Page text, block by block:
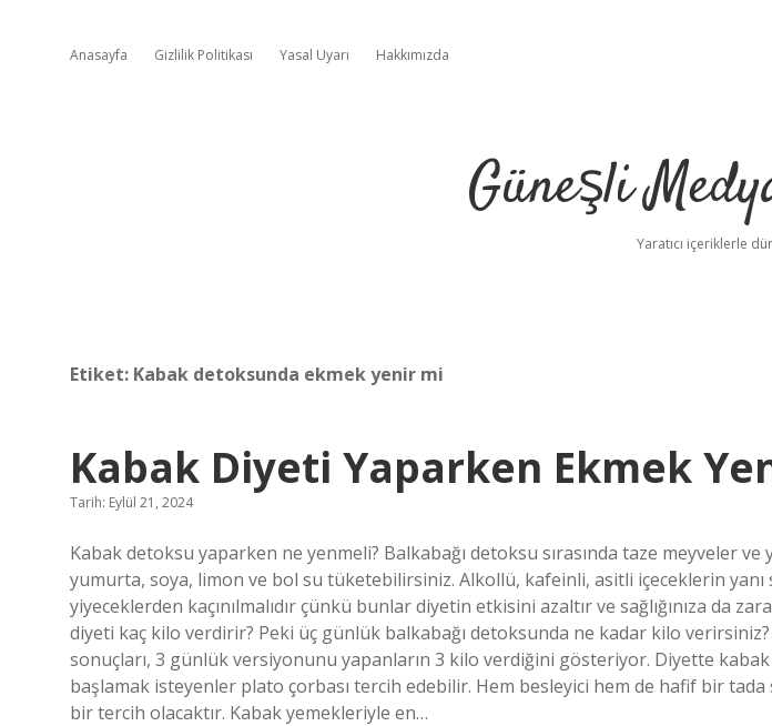
Anasayfa Gizlilik Politikası Yasal Uyarı Hakkımızda
Güneşli
Yaratıcı içeriklerle
Etiket: Kabak detoksunda ekmek yenir mi
Kabak Diyeti Yaparken Ekmek
Tarih: Eylül 21, 2024
Kabak detoksu yaparken ne yenmeli? Balkabağı detoksu sırasında taze meyveler ve
yumurta, soya, limon ve bol su tüketebilirsiniz. Alkollü, kafeinli, asitli içeceklerin yanı
yiyeceklerden kaçınılmalıdır çünkü bunlar diyetin etkisini azaltır ve sağlığınıza da
diyeti kaç kilo verdirir? Peki üç günlük balkabağı detoksunda ne kadar kilo
sonuçları, 3 günlük versiyonunu yapanların 3 kilo verdiğini gösteriyor. Diyette kabak
başlamak isteyenler plato çorbası tercih edebilir. Hem besleyici hem de hafif bir
bir tercih olacaktır. Kabak yemekleriyle en…